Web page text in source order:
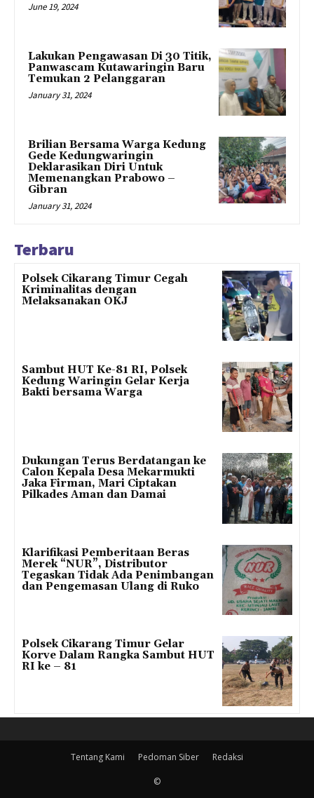
June 19, 2024
Lakukan Pengawasan Di 30 Titik,
Panwascam Kutawaringin Baru
Temukan 2 Pelanggaran
January 31, 2024
Brilian Bersama Warga Kedung
Gede Kedungwaringin
Deklarasikan Diri Untuk
Memenangkan Prabowo –
Gibran
January 31, 2024
Terbaru
Polsek Cikarang Timur Cegah
Kriminalitas dengan
Melaksanakan OKJ
Sambut HUT Ke-81 RI, Polsek
Kedung Waringin Gelar Kerja
Bakti bersama Warga
Dukungan Terus Berdatangan ke
Calon Kepala Desa Mekarmukti
Jaka Firman, Mari Ciptakan
Pilkades Aman dan Damai
Klarifikasi Pemberitaan Beras
Merek “NUR”, Distributor
Tegaskan Tidak Ada Penimbangan
dan Pengemasan Ulang di Ruko
Polsek Cikarang Timur Gelar
Korve Dalam Rangka Sambut HUT
RI ke – 81
Tentang Kami Pedoman Siber Redaksi
©